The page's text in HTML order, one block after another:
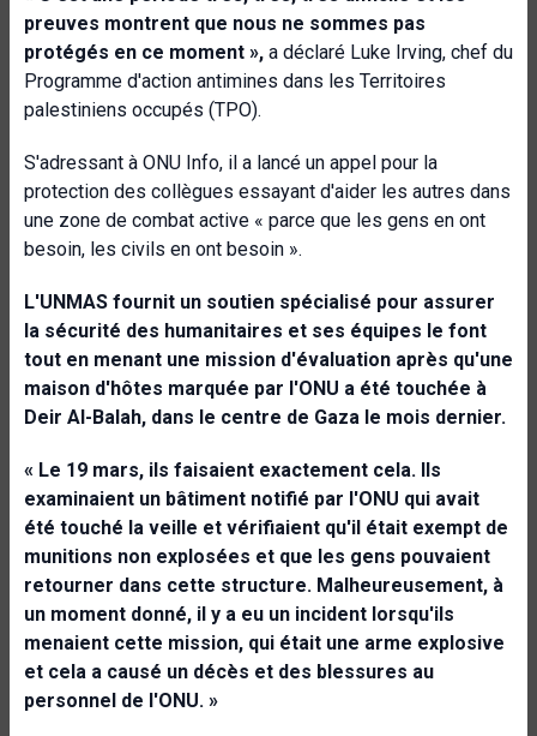
preuves montrent que nous ne sommes pas
protégés en ce moment », a déclaré Luke Irving, chef du
Programme d'action antimines dans les Territoires
palestiniens occupés (TPO).
S'adressant à ONU Info, il a lancé un appel pour la
protection des collègues essayant d'aider les autres dans
une zone de combat active « parce que les gens en ont
besoin, les civils en ont besoin ».
L'UNMAS fournit un soutien spécialisé pour assurer
la sécurité des humanitaires et ses équipes le font
tout en menant une mission d'évaluation après qu'une
maison d'hôtes marquée par l'ONU a été touchée à
Deir Al-Balah, dans le centre de Gaza le mois dernier.
« Le 19 mars, ils faisaient exactement cela. Ils
examinaient un bâtiment notifié par l'ONU qui avait
été touché la veille et vérifiaient qu'il était exempt de
munitions non explosées et que les gens pouvaient
retourner dans cette structure. Malheureusement, à
un moment donné, il y a eu un incident lorsqu'ils
menaient cette mission, qui était une arme explosive
et cela a causé un décès et des blessures au
personnel de l'ONU. »